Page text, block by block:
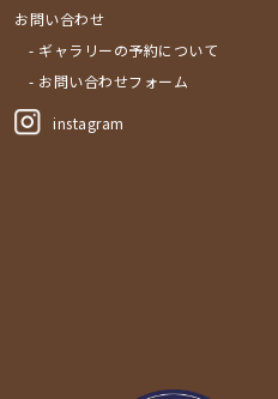
お問い合わせ
- ギャラリーの予約について
- お問い合わせフォーム
instagram